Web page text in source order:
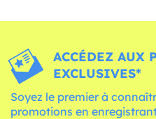
ACCÉDEZ AUX
EXCLUSIVES*
Soyez le premier à
promotions en